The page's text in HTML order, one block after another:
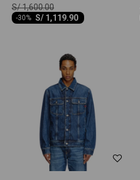
S/ 1,119.90
-30
S/1,600.00